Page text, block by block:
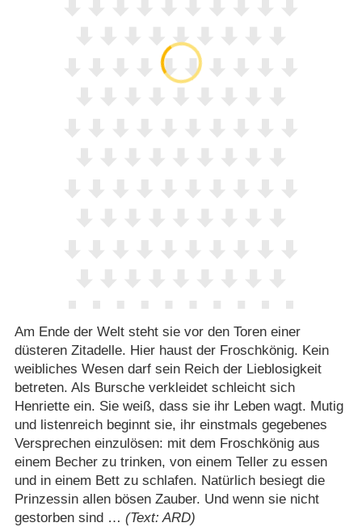
Am Ende der Welt steht sie vor den Toren einer
düsteren Zitadelle. Hier haust der Froschkönig. Kein
weibliches Wesen darf sein Reich der Lieblosigkeit
betreten. Als Bursche verkleidet schleicht sich
Henriette ein. Sie weiß, dass sie ihr Leben wagt. Mutig
und listenreich beginnt sie, ihr einstmals gegebenes
Versprechen einzulösen: mit dem Froschkönig aus
einem Becher zu trinken, von einem Teller zu essen
und in einem Bett zu schlafen. Natürlich besiegt die
Prinzessin allen bösen Zauber. Und wenn sie nicht
gestorben sind … (Text: ARD)